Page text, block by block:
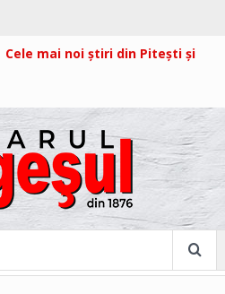
Cele mai noi știri din Pitești și